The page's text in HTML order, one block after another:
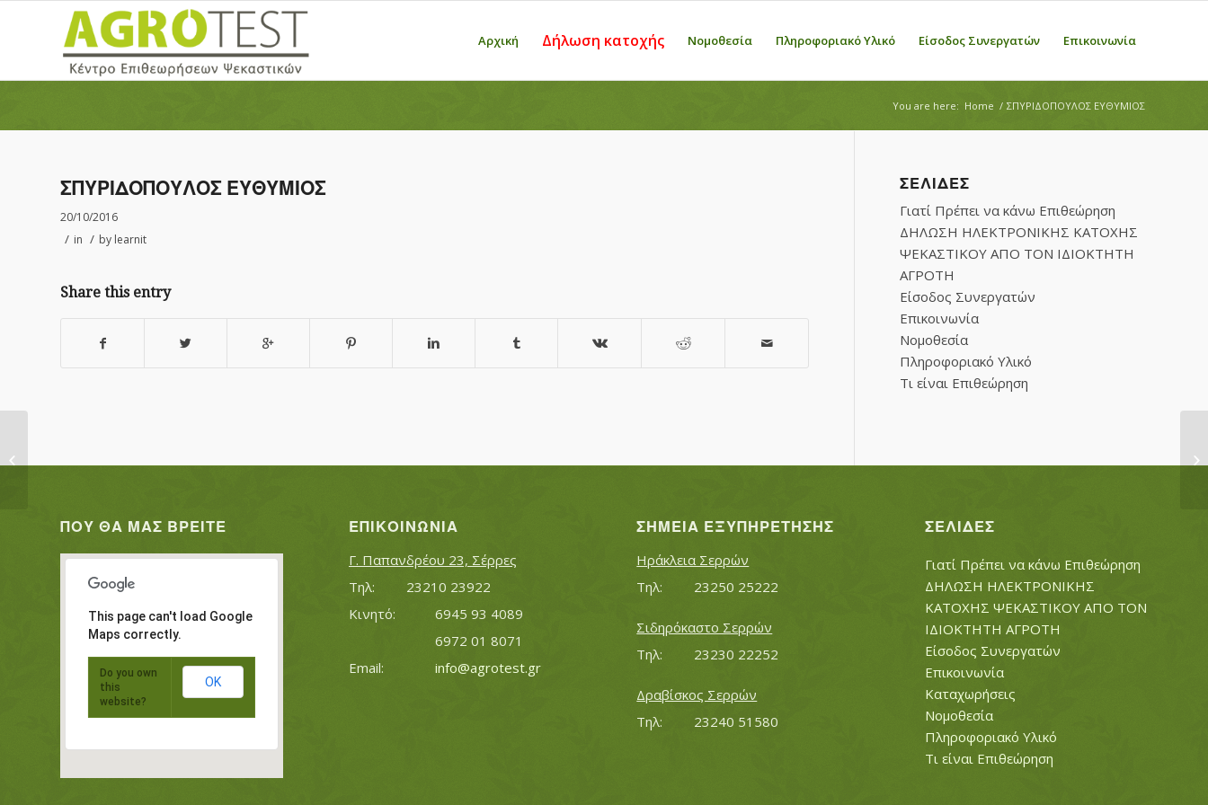
Αρχική Δήλωση κατοχής Νομοθεσία Πληροφοριακό Υλικό Είσοδος Συνεργατών Επικοινωνία
You are here: Home / ΣΠΥΡΙΔΟΠΟΥΛΟΣ ΕΥΘΥΜΙΟΣ
ΣΠΥΡΙΔΟΠΟΥΛΟΣ ΕΥΘΥΜΙΟΣ
20/10/2016
/ in / by learnit
Share this entry
ΣΕΛΊΔΕΣ
Γιατί Πρέπει να κάνω Επιθεώρηση
ΔΗΛΩΣΗ ΗΛΕΚΤΡΟΝΙΚΗΣ ΚΑΤΟΧΗΣ
ΨΕΚΑΣΤΙΚΟΥ ΑΠΟ ΤΟΝ ΙΔΙΟΚΤΗΤΗ
ΑΓΡΟΤΗ
Είσοδος Συνεργατών
Επικοινωνία
Νομοθεσία
Πληροφοριακό Υλικό
Τι είναι Επιθεώρηση
ΠΟΥ ΘΑ ΜΑΣ ΒΡΕΊΤΕ
This page can't load Google
Maps correctly.
Do you own
this
website?
OK
ΕΠΙΚΟΙΝΩΝΊΑ
Γ. Παπανδρέου 23, Σέρρες
Τηλ:		23210 23922
Κινητό:		6945 93 4089
			6972 01 8071
info@agrotest.gr
ΣΗΜΕΊΑ ΕΞΥΠΗΡΈΤΗΣΗΣ
Ηράκλεια Σερρών
Τηλ:		23250 25222
Σιδηρόκαστο Σερρών
Τηλ:		23230 22252
Δραβίσκος Σερρών
Τηλ:		23240 51580
ΣΕΛΊΔΕΣ
Γιατί Πρέπει να κάνω Επιθεώρηση
ΔΗΛΩΣΗ ΗΛΕΚΤΡΟΝΙΚΗΣ
ΚΑΤΟΧΗΣ ΨΕΚΑΣΤΙΚΟΥ ΑΠΟ ΤΟΝ
ΙΔΙΟΚΤΗΤΗ ΑΓΡΟΤΗ
Είσοδος Συνεργατών
Επικοινωνία
Καταχωρήσεις
Νομοθεσία
Πληροφοριακό Υλικό
Τι είναι Επιθεώρηση